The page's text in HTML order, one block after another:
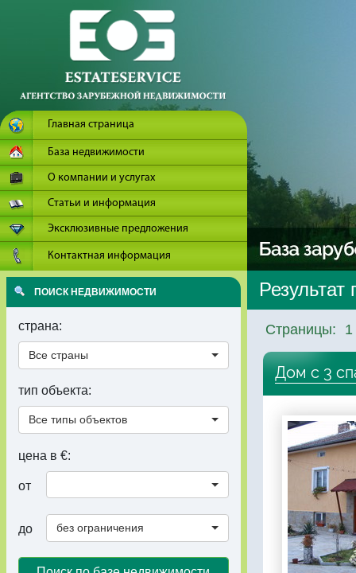
Главная страница
База недвижимости
О компании и услугах
Статьи и информация
Эксклюзивные предложения
Контактная информация
ПОИСК НЕДВИЖИМОСТИ
страна:
Все страны
тип объекта:
Все типы объектов
цена в €:
от
до без ограничения
Страницы: 1
Дом с 3